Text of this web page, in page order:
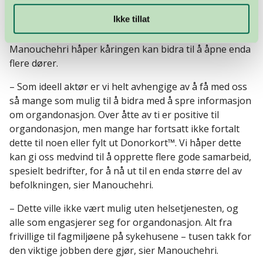
Ikke tillat
Informasjons- og kampanjearbeid i befolkningen er en
del av dette, men også politisk påvirkning, deltagelse i
fagråd, frivillighet og samarbeid med helsetjenesten.
Manouchehri håper kåringen kan bidra til å åpne enda
flere dører.
– Som ideell aktør er vi helt avhengige av å få med oss
så mange som mulig til å bidra med å spre informasjon
om organdonasjon. Over åtte av ti er positive til
organdonasjon, men mange har fortsatt ikke fortalt
dette til noen eller fylt ut Donorkort™. Vi håper dette
kan gi oss medvind til å opprette flere gode samarbeid,
spesielt bedrifter, for å nå ut til en enda større del av
befolkningen, sier Manouchehri.
– Dette ville ikke vært mulig uten helsetjenesten, og
alle som engasjerer seg for organdonasjon. Alt fra
frivillige til fagmiljøene på sykehusene – tusen takk for
den viktige jobben dere gjør, sier Manouchehri.